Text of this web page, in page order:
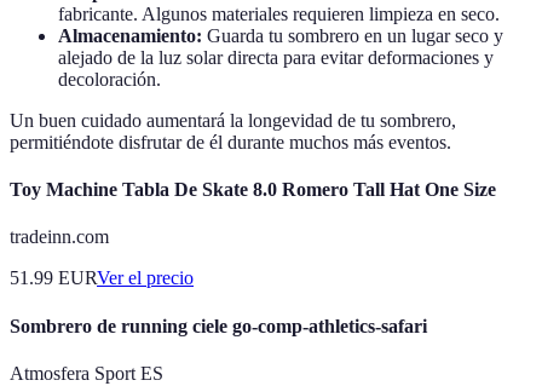
fabricante. Algunos materiales requieren limpieza en seco.
Almacenamiento: Guarda tu sombrero en un lugar seco y
alejado de la luz solar directa para evitar deformaciones y
decoloración.
Un buen cuidado aumentará la longevidad de tu sombrero,
permitiéndote disfrutar de él durante muchos más eventos.
Toy Machine Tabla De Skate 8.0 Romero Tall Hat One Size
tradeinn.com
51.99 EURVer el precio
Sombrero de running ciele go-comp-athletics-safari
Atmosfera Sport ES